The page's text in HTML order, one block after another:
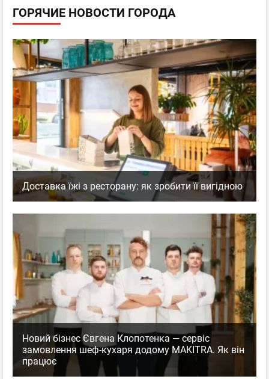
ГОРЯЧИЕ НОВОСТИ ГОРОДА
Доставка їжі з ресторану: як зробити її вигідною
Новий бізнес Євгена Клопотенка — сервіс
замовлення шеф-кухаря додому MAKITRA. Як він
працює